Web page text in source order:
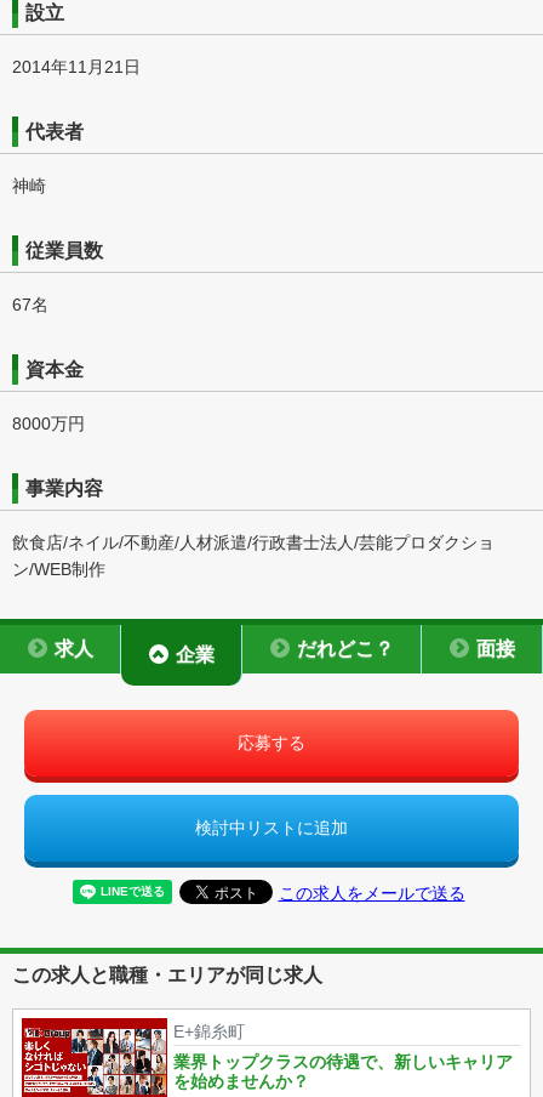
設立
2014年11月21日
代表者
神崎
従業員数
67名
資本金
8000万円
事業内容
飲食店/ネイル/不動産/人材派遣/行政書士法人/芸能プロダクショ
ン/WEB制作
求人 企業 だれどこ？ 面接
応募する
検討中リストに追加
この求人をメールで送る
この求人と職種・エリアが同じ求人
E+錦糸町
業界トップクラスの待遇で、新しいキャリア
を始めませんか？